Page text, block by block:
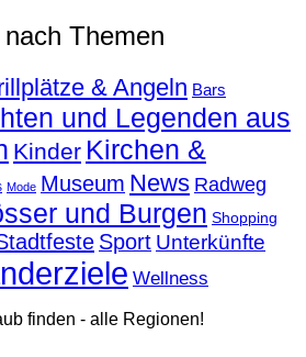
Themen
& Angeln Bars
und Legenden aus
Kinder Kirchen &
Mode Museum News Radweg
und Burgen Shopping
Sport Unterkünfte
Wellness
finden - alle Regionen!